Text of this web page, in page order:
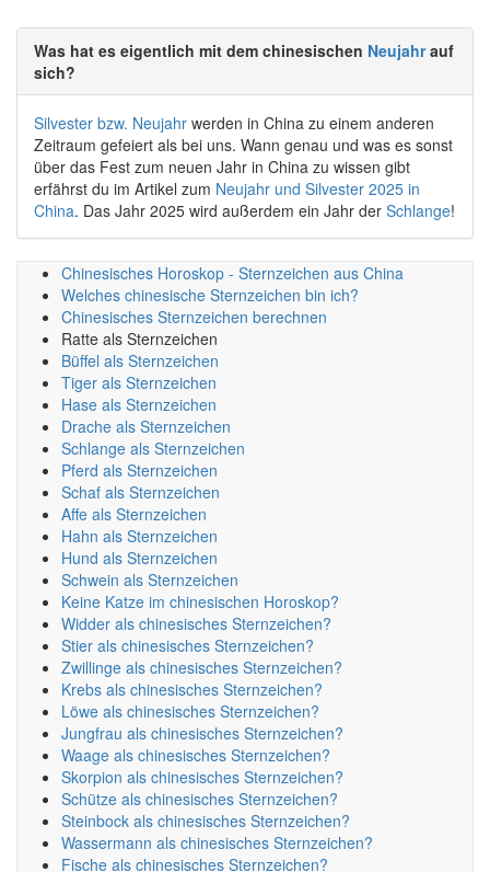
Was hat es eigentlich mit dem chinesischen Neujahrauf
sich?
Silvester bzw. Neujahr werden in China zu einem anderen
Zeitraum gefeiert als bei uns. Wann genau und was es sonst
über das Fest zum neuen Jahr in China zu wissen gibt
erfährst du im Artikel zum Neujahr und Silvester 2025 in
China. Das Jahr 2025 wird außerdem ein Jahr der Schlange!
Chinesisches Horoskop - Sternzeichen aus China
Welches chinesische Sternzeichen bin ich?
Chinesisches Sternzeichen berechnen
Ratte als Sternzeichen
Büffel als Sternzeichen
Tiger als Sternzeichen
Hase als Sternzeichen
Drache als Sternzeichen
Schlange als Sternzeichen
Pferd als Sternzeichen
Schaf als Sternzeichen
Affe als Sternzeichen
Hahn als Sternzeichen
Hund als Sternzeichen
Schwein als Sternzeichen
Keine Katze im chinesischen Horoskop?
Widder als chinesisches Sternzeichen?
Stier als chinesisches Sternzeichen?
Zwillinge als chinesisches Sternzeichen?
Krebs als chinesisches Sternzeichen?
Löwe als chinesisches Sternzeichen?
Jungfrau als chinesisches Sternzeichen?
Waage als chinesisches Sternzeichen?
Skorpion als chinesisches Sternzeichen?
Schütze als chinesisches Sternzeichen?
Steinbock als chinesisches Sternzeichen?
Wassermann als chinesisches Sternzeichen?
Fische als chinesisches Sternzeichen?